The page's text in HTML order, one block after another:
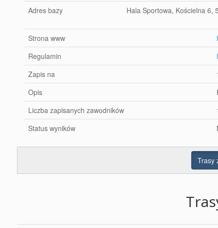
Adres bazy
Hala Sportowa, Kościelna 6,
Strona www
Regulamin
Zapis na
Opis
Liczba zapisanych zawodników
Status wyników
Trasy